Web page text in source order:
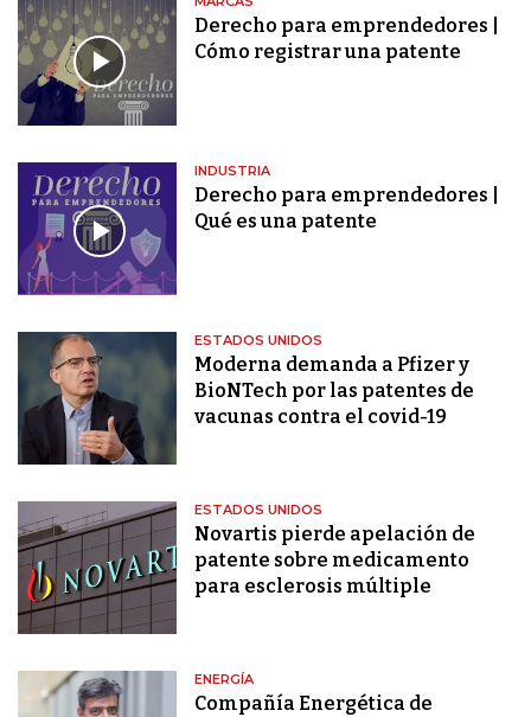
Derecho para emprendedores |
Cómo registrar una patente
INDUSTRIA
Derecho para emprendedores |
Qué es una patente
ESTADOS UNIDOS
Moderna demanda a Pfizer y
BioNTech por las patentes de
vacunas contra el covid-19
ESTADOS UNIDOS
Novartis pierde apelación de
patente sobre medicamento
para esclerosis múltiple
ENERGÍA
Compañía Energética de